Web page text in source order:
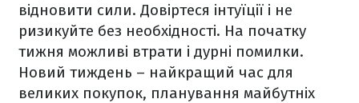
відновити сили. Довіртеся інтуїції і не
ризикуйте без необхідності. На початку
тижня можливі втрати і дурні помилки.
Новий тиждень – найкращий час для
великих покупок, планування майбутніх